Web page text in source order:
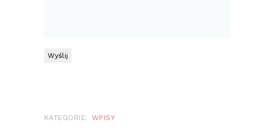
KATEGORIE: WPISY